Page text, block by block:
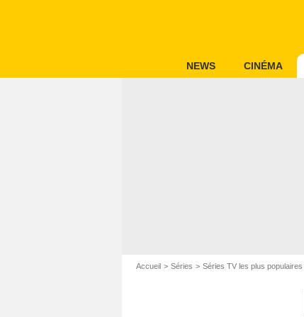
NEWS CINÉMA
Accueil Séries Séries TV les plus populaires